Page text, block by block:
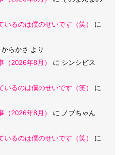
るのは僕のせいです（笑）
に
からかさ より
（2026年8月）
に シンシビス
るのは僕のせいです（笑）
に
（2026年8月）
に
ノブちゃん
るのは僕のせいです（笑）
に